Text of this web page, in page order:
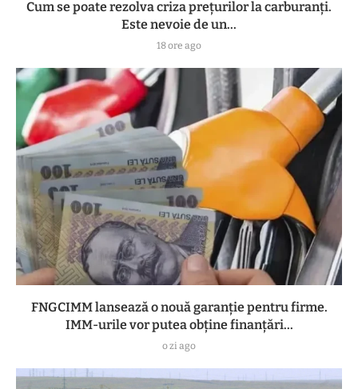
Cum se poate rezolva criza prețurilor la carburanți.
Este nevoie de un...
18 ore ago
FNGCIMM lansează o nouă garanție pentru firme.
IMM-urile vor putea obține finanțări...
o zi ago